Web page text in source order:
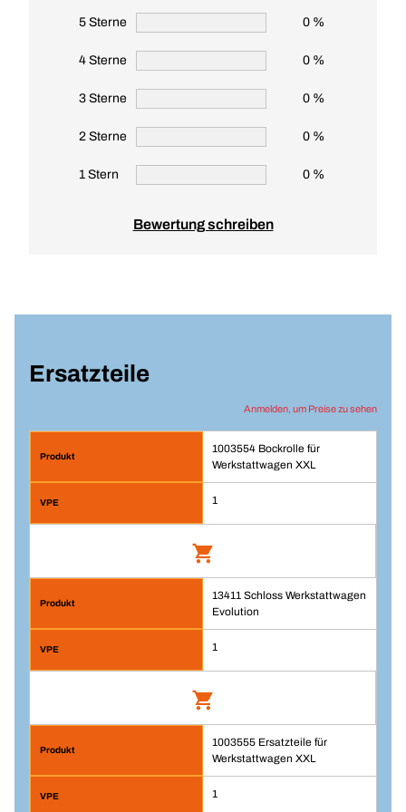
5 Sterne 0 %
4 Sterne 0 %
3 Sterne 0 %
2 Sterne 0 %
1 Stern 0 %
Bewertung schreiben
Ersatzteile
Anmelden, um Preise zu sehen
1003554 Bockrolle für
Werkstattwagen XXL
1
Bockrolle für Werkstattwagen XXL
Artikelnummer: 1003554
Menge
13411 Schloss Werkstattwagen
Evolution
1
Schloss Werkstattwagen Evolution
Artikelnummer: 13411
1003555 Ersatzteile für
Werkstattwagen XXL
1